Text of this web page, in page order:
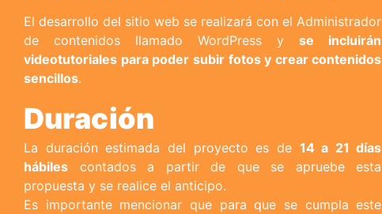
El desarrollo del sitio web se realizará con el Administrador
de contenidos llamado WordPress yse incluirán
videotutoriales para poder subir fotos y crear contenidos
sencillos.
Duración
La duración estimada del proyecto es de 14 a 21 días
hábiles contados a partir de que se apruebe esta
propuesta y se realice el anticipo.
Es importante mencionar que para que se cumpla este